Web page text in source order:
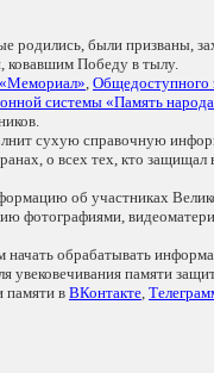
родились, были призваны,
ковавшим Победу в тылу.
, Общедоступного
системы «Память
сухую справочную
о всех тех, кто защищал
об участниках
фотографиями,
начать обрабатывать
памяти
памяти в ВКонтакте,